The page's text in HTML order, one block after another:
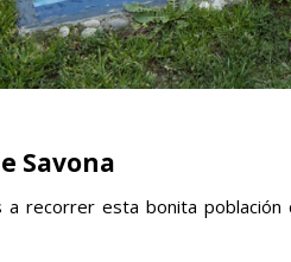
Savona
a recorrer esta bonita población